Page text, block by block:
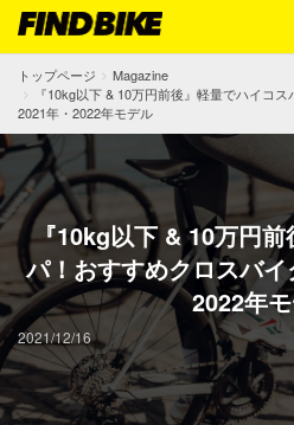
トップページ
Magazine
『10kg以下 & 10万円前後』軽量でハイコ
2021年・2022年モデル
『10kg以下 & 10万円
パ！おすすめクロスバイ
2022年
2021/12/16